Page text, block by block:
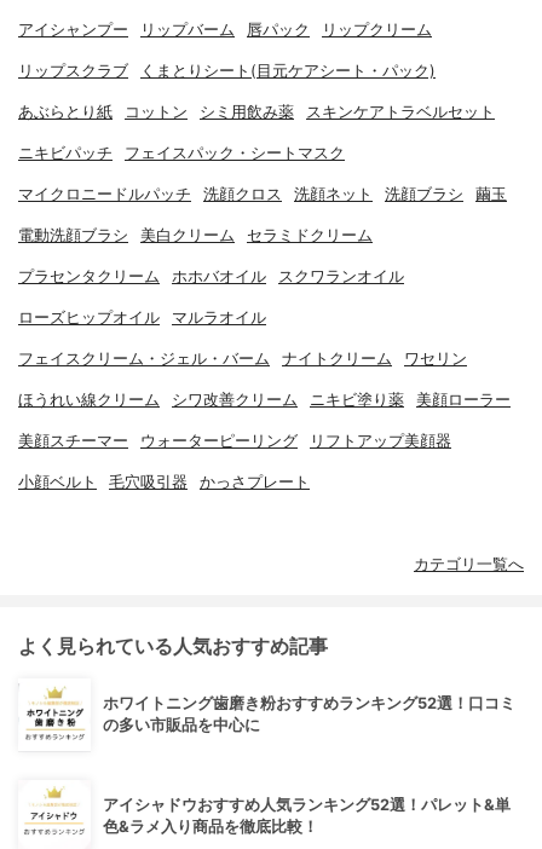
アイシャンプー リップバーム 唇パック リップクリーム
リップスクラブ くまとりシート(目元ケアシート・パック)
あぶらとり紙 コットン シミ用飲み薬 スキンケアトラベルセット
ニキビパッチ フェイスパック・シートマスク
マイクロニードルパッチ 洗顔クロス 洗顔ネット 洗顔ブラシ 繭玉
電動洗顔ブラシ 美白クリーム セラミドクリーム
プラセンタクリーム ホホバオイル スクワランオイル
ローズヒップオイル マルラオイル
フェイスクリーム・ジェル・バーム ナイトクリーム ワセリン
ほうれい線クリーム シワ改善クリーム ニキビ塗り薬 美顔ローラー
美顔スチーマー ウォーターピーリング リフトアップ美顔器
小顔ベルト 毛穴吸引器 かっさプレート
カテゴリ一覧へ
よく見られている人気おすすめ記事
ホワイトニング歯磨き粉おすすめランキング52選！口コミ
の多い市販品を中心に
アイシャドウおすすめ人気ランキング52選！パレット&単
色&ラメ入り商品を徹底比較！